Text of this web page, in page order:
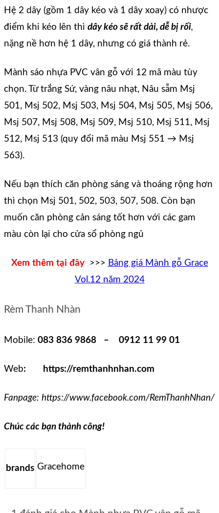
Hệ 2 dây (gồm 1 dây kéo và 1 dây xoay) có nhược
điểm khi kéo lên thì dây kéo sẽ rất dài, dễ bị rối,
nặng nề hơn hệ 1 dây, nhưng có giá thành rẻ.
Mành sáo nhựa PVC vân gỗ với 12 mã màu tùy
chọn. Từ trắng Sứ, vàng nâu nhạt, Nâu sẫm Msj
501, Msj 502, Msj 503, Msj 504, Msj 505, Msj 506,
Msj 507, Msj 508, Msj 509, Msj 510, Msj 511, Msj
512, Msj 513 (quy đổi mã màu Msj 551 → Msj
563).
Nếu bạn thích căn phòng sáng và thoáng rộng hơn
thì chọn Msj 501, 502, 503, 507, 508. Còn bạn
muốn căn phòng cản sáng tốt hơn với các gam
màu còn lại cho cửa sổ phòng ngủ
Xem thêm tại đây>>> Bảng giá Mành gỗ Grace
Vol.12 năm 2024
Rèm Thanh Nhàn
Mobile: 083 836 9868 – 0912 11 99 01
Web: https://remthanhnhan.com
Fanpage: https://www.facebook.com/RemThanhNhan/
Chúc các bạn thành công!
brands Gracehome